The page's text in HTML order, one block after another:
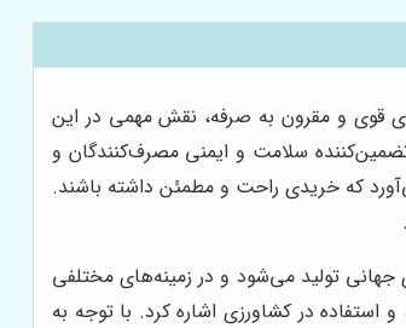
قوی و مقرون به صرفه، نقش مهمی در این
تضمین‌کننده سلامت و ایمنی مصرف‌کنندگان و
می‌آورد که خریدی راحت و مطمئن داشته باشند.
جهانی تولید می‌شود و در زمینه‌های مختلفی
استفاده در کشاورزی اشاره کرد. با توجه به